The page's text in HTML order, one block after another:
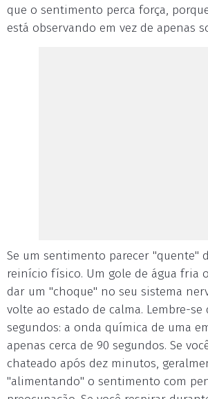
que o sentimento perca força,
está observando em vez de apenas
Se um sentimento parecer "quente"
reinício físico. Um gole de água fria
dar um "choque" no seu sistema
volte ao estado de calma. Lembre-se
segundos: a onda química de uma
apenas cerca de 90 segundos. Se
chateado após dez minutos,
"alimentando" o sentimento com